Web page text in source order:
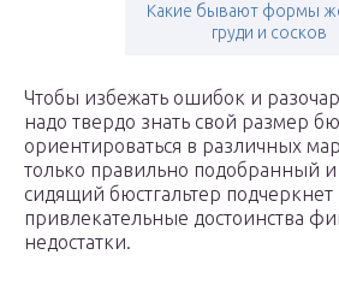
Какие бывают формы
груди и сосков
Чтобы избежать ошибок и
надо твердо знать свой размер
ориентироваться в различных
только правильно подобранный
сидящий бюстгальтер подчеркнет
привлекательные достоинства
недостатки.